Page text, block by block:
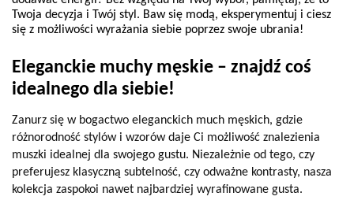
Twoja decyzja i Twój styl. Baw się modą, eksperymentuj i ciesz
się z możliwości wyrażania siebie poprzez swoje ubrania!
Eleganckie muchy męskie – znajdź coś
idealnego dla siebie!
Zanurz się w bogactwo eleganckich much męskich, gdzie
różnorodność stylów i wzorów daje Ci możliwość znalezienia
muszki idealnej dla swojego gustu. Niezależnie od tego, czy
preferujesz klasyczną subtelność, czy odważne kontrasty, nasza
kolekcja zaspokoi nawet najbardziej wyrafinowane gusta.